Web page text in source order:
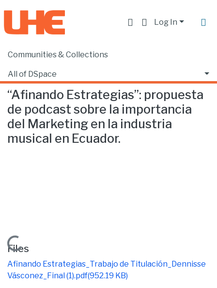
Log In
Communities & Collections
All of DSpace
Statistics
Home
“Afinando Estrategias”: propuesta
de podcast sobre la importancia
del Marketing en la industria
musical en Ecuador.
Loading...
Files
Afinando Estrategias_Trabajo de Titulación_Dennisse
Vásconez_Final (1).pdf(952.19 KB)